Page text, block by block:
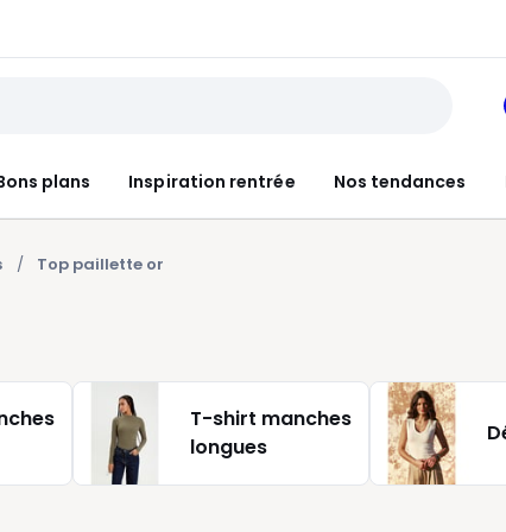
plans Inspiration rentrée Nos tendances
Top paillette or
T-shirt manches
longues